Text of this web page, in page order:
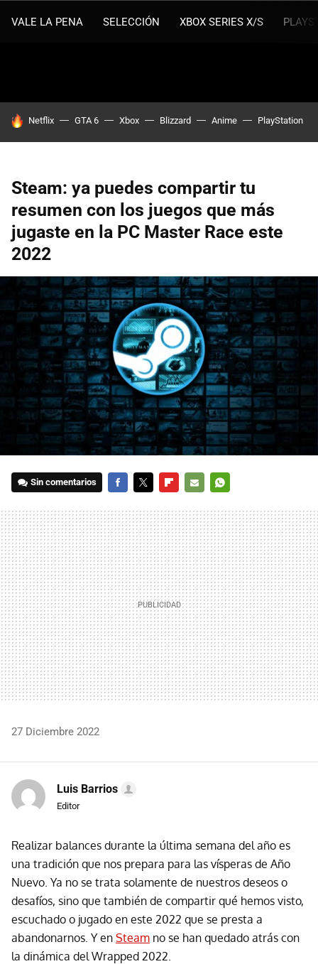
VALE LA PENA SELECCIÓN XBOX SERIES X/S
HOY SE HABLA DE
Netflix GTA 6 Xbox Blizzard Anime PlayStation
Steam: ya puedes compartir tu
resumen con los juegos que más
jugaste en la PC Master Race este
2022
Sin comentarios
MAIL
27 Diciembre 2022
Luis Barrios
Editor
Realizar balances durante la última semana del año es
una tradición que nos prepara para las vísperas de Año
Nuevo. Ya no se trata solamente de nuestros deseos o
desafíos, sino que también de compartir qué hemos visto,
escuchado o jugado en este 2022 que se presta a
abandonarnos. Y en Steam no se han quedado atrás con
la dinámica del Wrapped 2022.